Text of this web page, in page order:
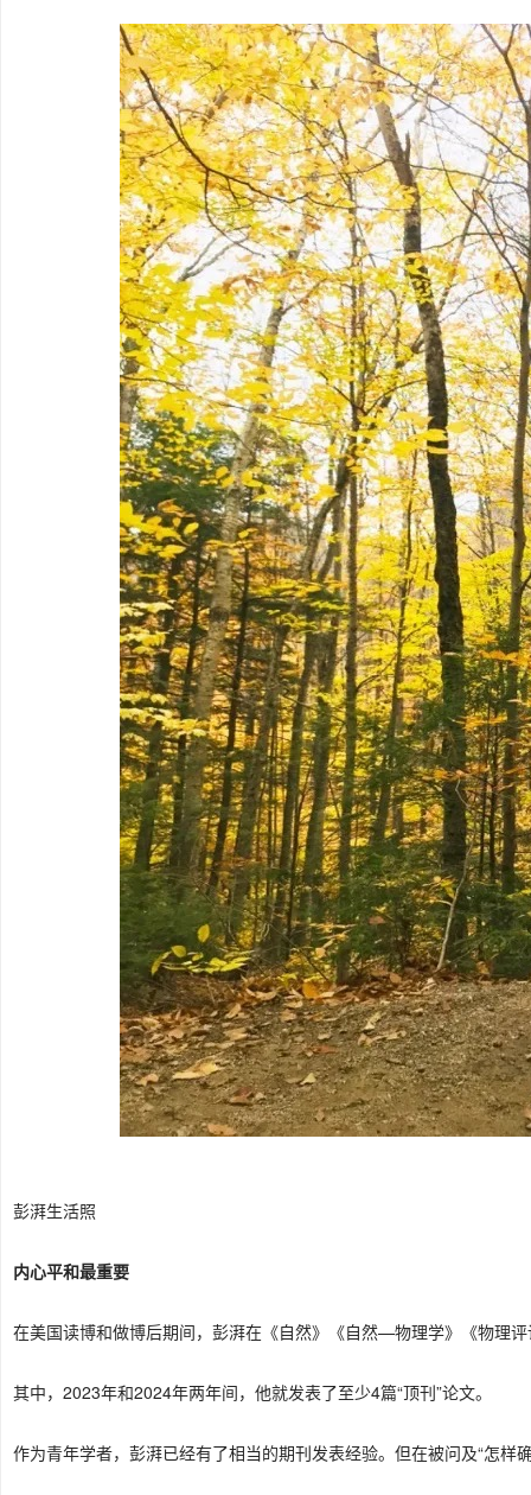
彭湃生活照
内心平和最重要
在美国读博和做博后期间，彭湃在《自然》《自然—物理学》《物理
其中，2023年和2024年两年间，他就发表了至少4篇“顶刊”论文。
作为青年学者，彭湃已经有了相当的期刊发表经验。但在被问及“怎样